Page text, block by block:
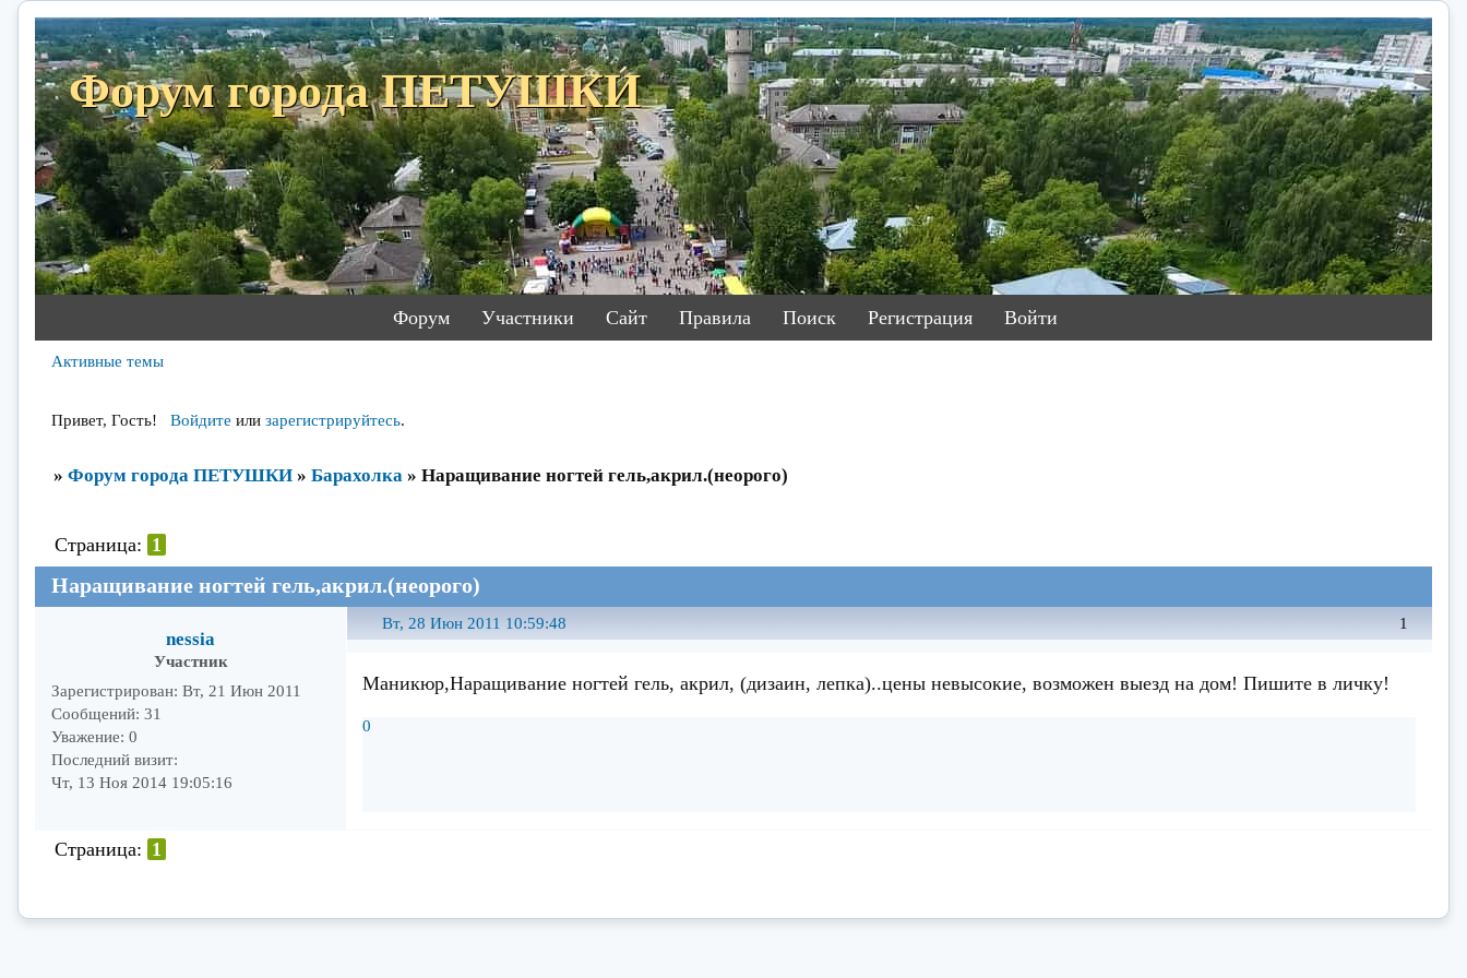
Форум города ПЕТУШКИ
Форум Участники Сайт Правила Поиск Регистрация Войти
Активные темы
Привет, Гость! Войдите или зарегистрируйтесь.
» Форум города ПЕТУШКИ » Барахолка » Наращивание ногтей гель,акрил.(неорого)
Наращивание ногтей гель,акрил.(неорого)
Страница: 1
1
Вт, 28 Июн 2011 10:59:48
nessia
Участник
Зарегистрирован: Вт, 21 Июн 2011
Сообщений: 31
Уважение: 0
Последний визит:
Чт, 13 Ноя 2014 19:05:16
Маникюр,Наращивание ногтей гель, акрил, (дизаин, лепка)..цены невысокие, возможен выезд на дом! Пишите в личку!
0
Страница: 1